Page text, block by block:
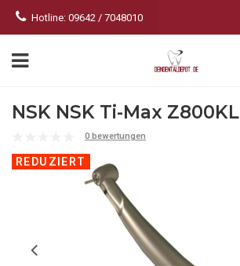
Hotline: 09642 / 7048010
NSK NSK Ti-Max Z800KL
0 bewertungen
REDUZIERT